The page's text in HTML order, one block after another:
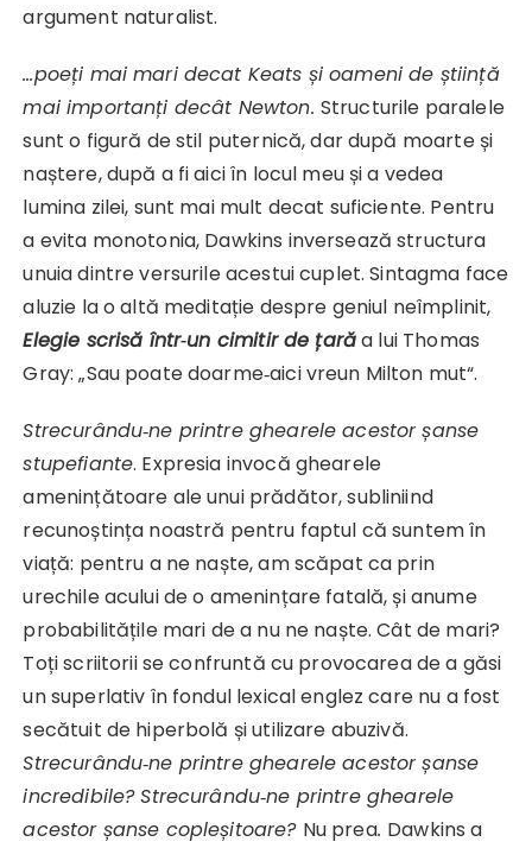
argument naturalist.
…poeți mai mari decat Keats și oameni de știință
mai importanți decât Newton. Structurile paralele
sunt o figură de stil puternică, dar după moarte și
naștere, după a fi aici în locul meu și a vedea
lumina zilei, sunt mai mult decat suficiente. Pentru
a evita monotonia, Dawkins inversează structura
unuia dintre versurile acestui cuplet. Sintagma face
aluzie la o altă meditație despre geniul neîmplinit,
Elegie scrisă într‑un cimitir de țarăa lui Thomas
Gray: „Sau poate doarme‑aici vreun Milton mut“.
Strecurându‑ne printre ghearele acestor șanse
stupefiante. Expresia invocă ghearele
amenințătoare ale unui prădător, subliniind
recunoștința noastră pentru faptul că suntem în
viață: pentru a ne naște, am scăpat ca prin
urechile acului de o amenințare fatală, și anume
probabilitățile mari de a nu ne naște. Cât de mari?
Toți scriitorii se confruntă cu provocarea de a găsi
un superlativ în fondul lexical englez care nu a fost
secătuit de hiperbolă și utilizare abuzivă.
Strecurându‑ne printre ghearele acestor șanse
incredibile? Strecurându‑ne printre ghearele
acestor șanse copleșitoare? Nu prea. Dawkins a